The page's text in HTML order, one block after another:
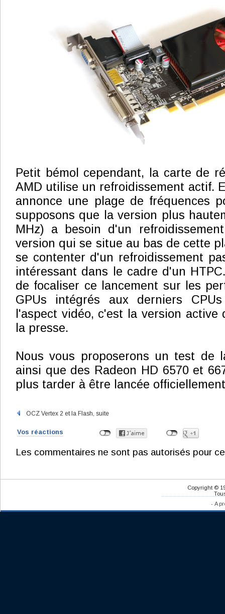
Petit bémol cependant, la carte de
AMD utilise un refroidissement actif.
annonce une plage de fréquences
supposons que la version plus
MHz) a besoin d'un
version qui se situe au bas de cette
se contenter d'un refroidissement
intéressant dans le cadre d'un
de focaliser ce lancement sur les
GPUs intégrés aux derniers
l'aspect vidéo, c'est la version active
la presse.
Nous vous proposerons un test de
ainsi que des Radeon HD 6570 et
plus tarder à être lancée
OCZ Vertex 2 et la Flash, suite
Vos réactions
Les commentaires ne sont pas autorisés pour
Copyright ©
- A